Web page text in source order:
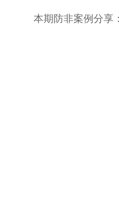
本期防非案例分享